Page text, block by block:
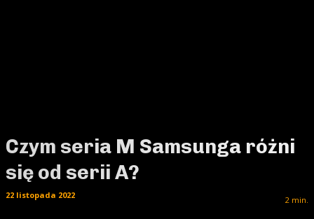
Czym seria M Samsunga różni
się od serii A?
2 min.
22 listopada 2022